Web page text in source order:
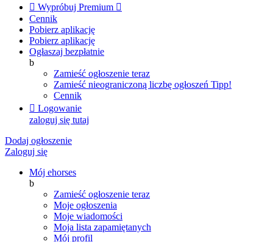
 Wypróbuj Premium 
Cennik
Pobierz aplikację
Pobierz aplikację
Ogłaszaj bezpłatnie
b
Zamieść ogłoszenie teraz
Zamieść nieograniczoną liczbę ogłoszeń Tipp!
Cennik
 Logowanie
zaloguj się tutaj
Dodaj ogłoszenie
Zaloguj się
Mój ehorses
b
Zamieść ogłoszenie teraz
Moje ogłoszenia
Moje wiadomości
Moja lista zapamiętanych
Mój profil